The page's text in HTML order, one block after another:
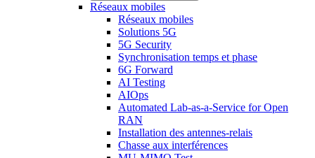
Réseaux mobiles
Réseaux mobiles
Solutions 5G
5G Security
Synchronisation temps et phase
6G Forward
AI Testing
AIOps
Automated Lab-as-a-Service for Open
RAN
Installation des antennes-relais
Chasse aux interférences